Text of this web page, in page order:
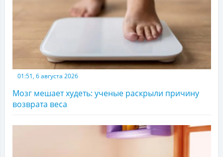
01:51, 6 августа 2026
Мозг мешает худеть: ученые раскрыли причину
возврата веса